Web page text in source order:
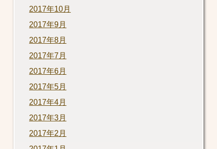
2017年10月
2017年9月
2017年8月
2017年7月
2017年6月
2017年5月
2017年4月
2017年3月
2017年2月